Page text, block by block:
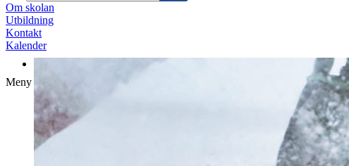
Om skolan
Utbildning
Kontakt
Kalender
Meny